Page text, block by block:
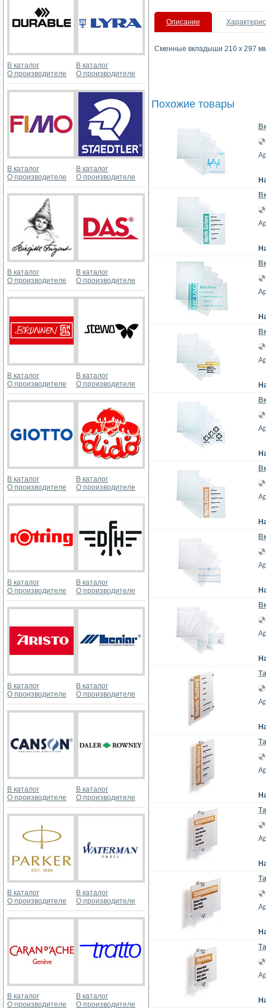
В каталог
О производителе
В каталог
О производителе
В каталог
О производителе
В каталог
О производителе
В каталог
О производителе
В каталог
О производителе
В каталог
О производителе
В каталог
О производителе
В каталог
О производителе
В каталог
О производителе
В каталог
О производителе
В каталог
О производителе
В каталог
О производителе
В каталог
О производителе
В каталог
О производителе
В каталог
О производителе
В каталог
О производителе
В каталог
О производителе
В каталог
О производителе
В каталог
О производителе
Описание
Cменные вкладыши 210 x 297
Похожие товары